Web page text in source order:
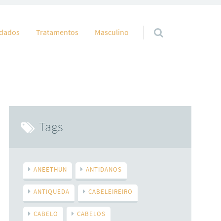
Tratamentos Masculino
Tags
ANEETHUN ANTIDANOS
ANTIQUEDA CABELEIREIRO
CABELO CABELOS